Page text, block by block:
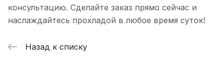
консультацию. Сделайте заказ прямо сейчас и
наслаждайтесь прохладой в любое время суток!
Назад к списку